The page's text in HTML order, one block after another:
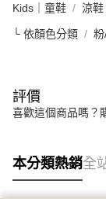
Kids｜童鞋 涼
└ 依顏色分類
評價
喜歡這個商品嗎？
本分類熱銷全